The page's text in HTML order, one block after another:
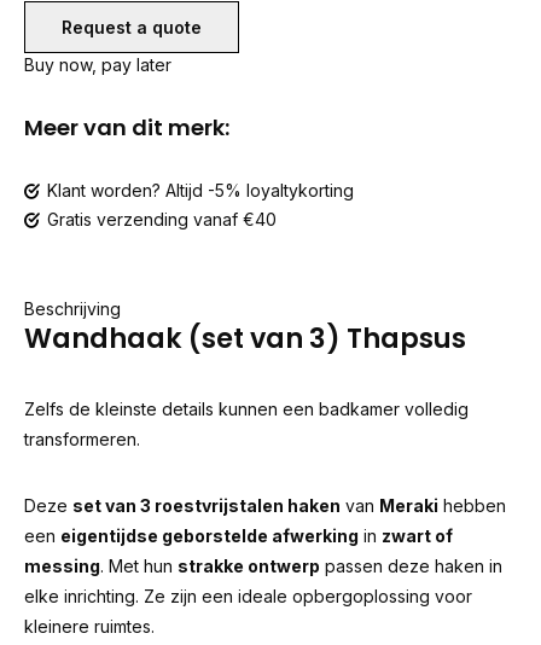
Request a quote
Buy now, pay later
Meer van dit merk:
Klant worden? Altijd -5% loyaltykorting
Gratis verzending vanaf €40
Beschrijving
Wandhaak (set van 3) Thapsus
Zelfs de kleinste details kunnen een badkamer volledig
transformeren.
Deze set van 3 roestvrijstalen haken van Meraki hebben
een eigentijdse geborstelde afwerking in zwart of
messing. Met hun strakke ontwerp passen deze haken in
elke inrichting. Ze zijn een ideale opbergoplossing voor
kleinere ruimtes.